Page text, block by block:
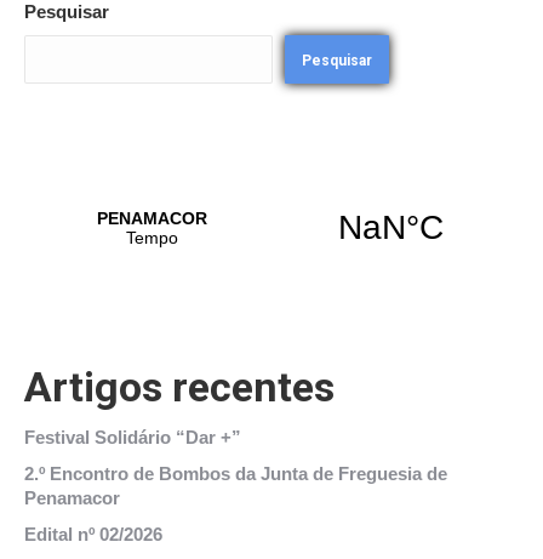
Pesquisar
Pesquisar
Artigos recentes
Festival Solidário “Dar +”
2.º Encontro de Bombos da Junta de Freguesia de
Penamacor
Edital nº 02/2026